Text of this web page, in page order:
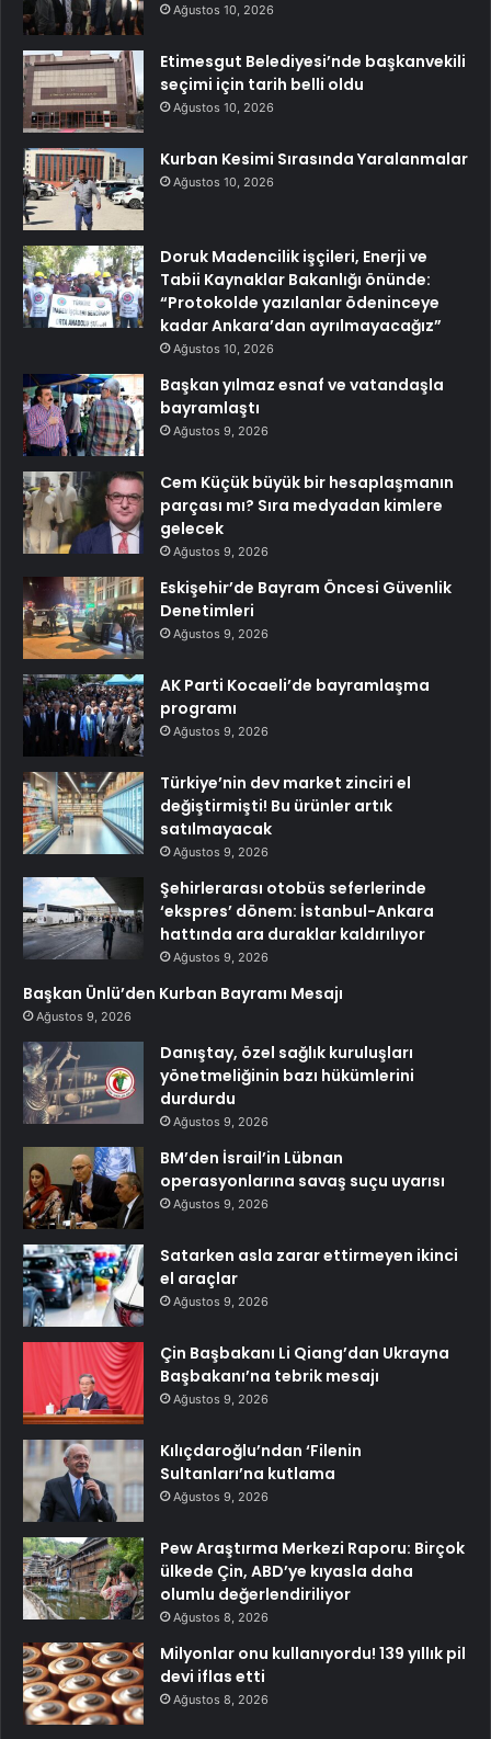
Ağustos 10, 2026
Etimesgut Belediyesi’nde başkanvekili
seçimi için tarih belli oldu
Ağustos 10, 2026
Kurban Kesimi Sırasında Yaralanmalar
Ağustos 10, 2026
Doruk Madencilik işçileri, Enerji ve
Tabii Kaynaklar Bakanlığı önünde:
“Protokolde yazılanlar ödeninceye
kadar Ankara’dan ayrılmayacağız”
Ağustos 10, 2026
Başkan yılmaz esnaf ve vatandaşla
bayramlaştı
Ağustos 9, 2026
Cem Küçük büyük bir hesaplaşmanın
parçası mı? Sıra medyadan kimlere
gelecek
Ağustos 9, 2026
Eskişehir’de Bayram Öncesi Güvenlik
Denetimleri
Ağustos 9, 2026
AK Parti Kocaeli’de bayramlaşma
programı
Ağustos 9, 2026
Türkiye’nin dev market zinciri el
değiştirmişti! Bu ürünler artık
satılmayacak
Ağustos 9, 2026
Şehirlerarası otobüs seferlerinde
‘ekspres’ dönem: İstanbul-Ankara
hattında ara duraklar kaldırılıyor
Ağustos 9, 2026
Başkan Ünlü’den Kurban Bayramı Mesajı
Ağustos 9, 2026
Danıştay, özel sağlık kuruluşları
yönetmeliğinin bazı hükümlerini
durdurdu
Ağustos 9, 2026
BM’den İsrail’in Lübnan
operasyonlarına savaş suçu uyarısı
Ağustos 9, 2026
Satarken asla zarar ettirmeyen ikinci
el araçlar
Ağustos 9, 2026
Çin Başbakanı Li Qiang’dan Ukrayna
Başbakanı’na tebrik mesajı
Ağustos 9, 2026
Kılıçdaroğlu’ndan ‘Filenin
Sultanları’na kutlama
Ağustos 9, 2026
Pew Araştırma Merkezi Raporu: Birçok
ülkede Çin, ABD’ye kıyasla daha
olumlu değerlendiriliyor
Ağustos 8, 2026
Milyonlar onu kullanıyordu! 139 yıllık pil
devi iflas etti
Ağustos 8, 2026